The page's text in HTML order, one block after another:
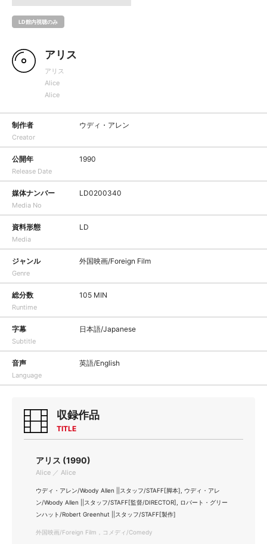
LD館内視聴のみ
アリス
アリス
Alice
Alice
制作者
Creator
ウディ・アレン
公開年
Release Date
1990
媒体ナンバー
Media No
LD0200340
資料形態
Media
LD
ジャンル
Genre
外国映画/Foreign Film
総分数
Runtime
105 MIN
字幕
Subtitle
日本語/Japanese
音声
Language
英語/English
収録作品
TITLE
アリス (1990)
Alice ／ Alice
ウディ・アレン/Woody Allen ||スタッフ/STAFF[脚本], ウディ・アレ
ン/Woody Allen ||スタッフ/STAFF[監督/DIRECTOR], ロバート・グリー
ンハット/Robert Greenhut ||スタッフ/STAFF[製作]
外国映画/Foreign Film，コメディ/Comedy